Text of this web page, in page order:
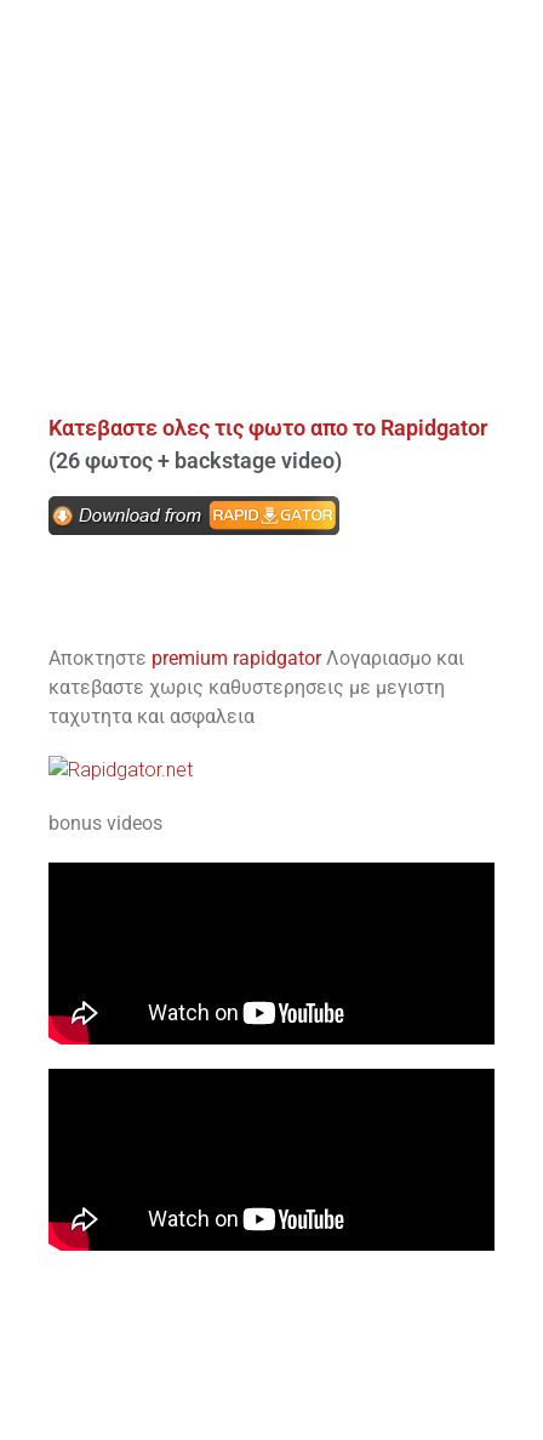
Κατεβαστε ολες τις φωτο απο το Rapidgator
(26 φωτος + backstage video)
Αποκτηστε premium rapidgatorΛογαριασμο και
κατεβαστε χωρις καθυστερησεις με μεγιστη
ταχυτητα και ασφαλεια
bonus videos